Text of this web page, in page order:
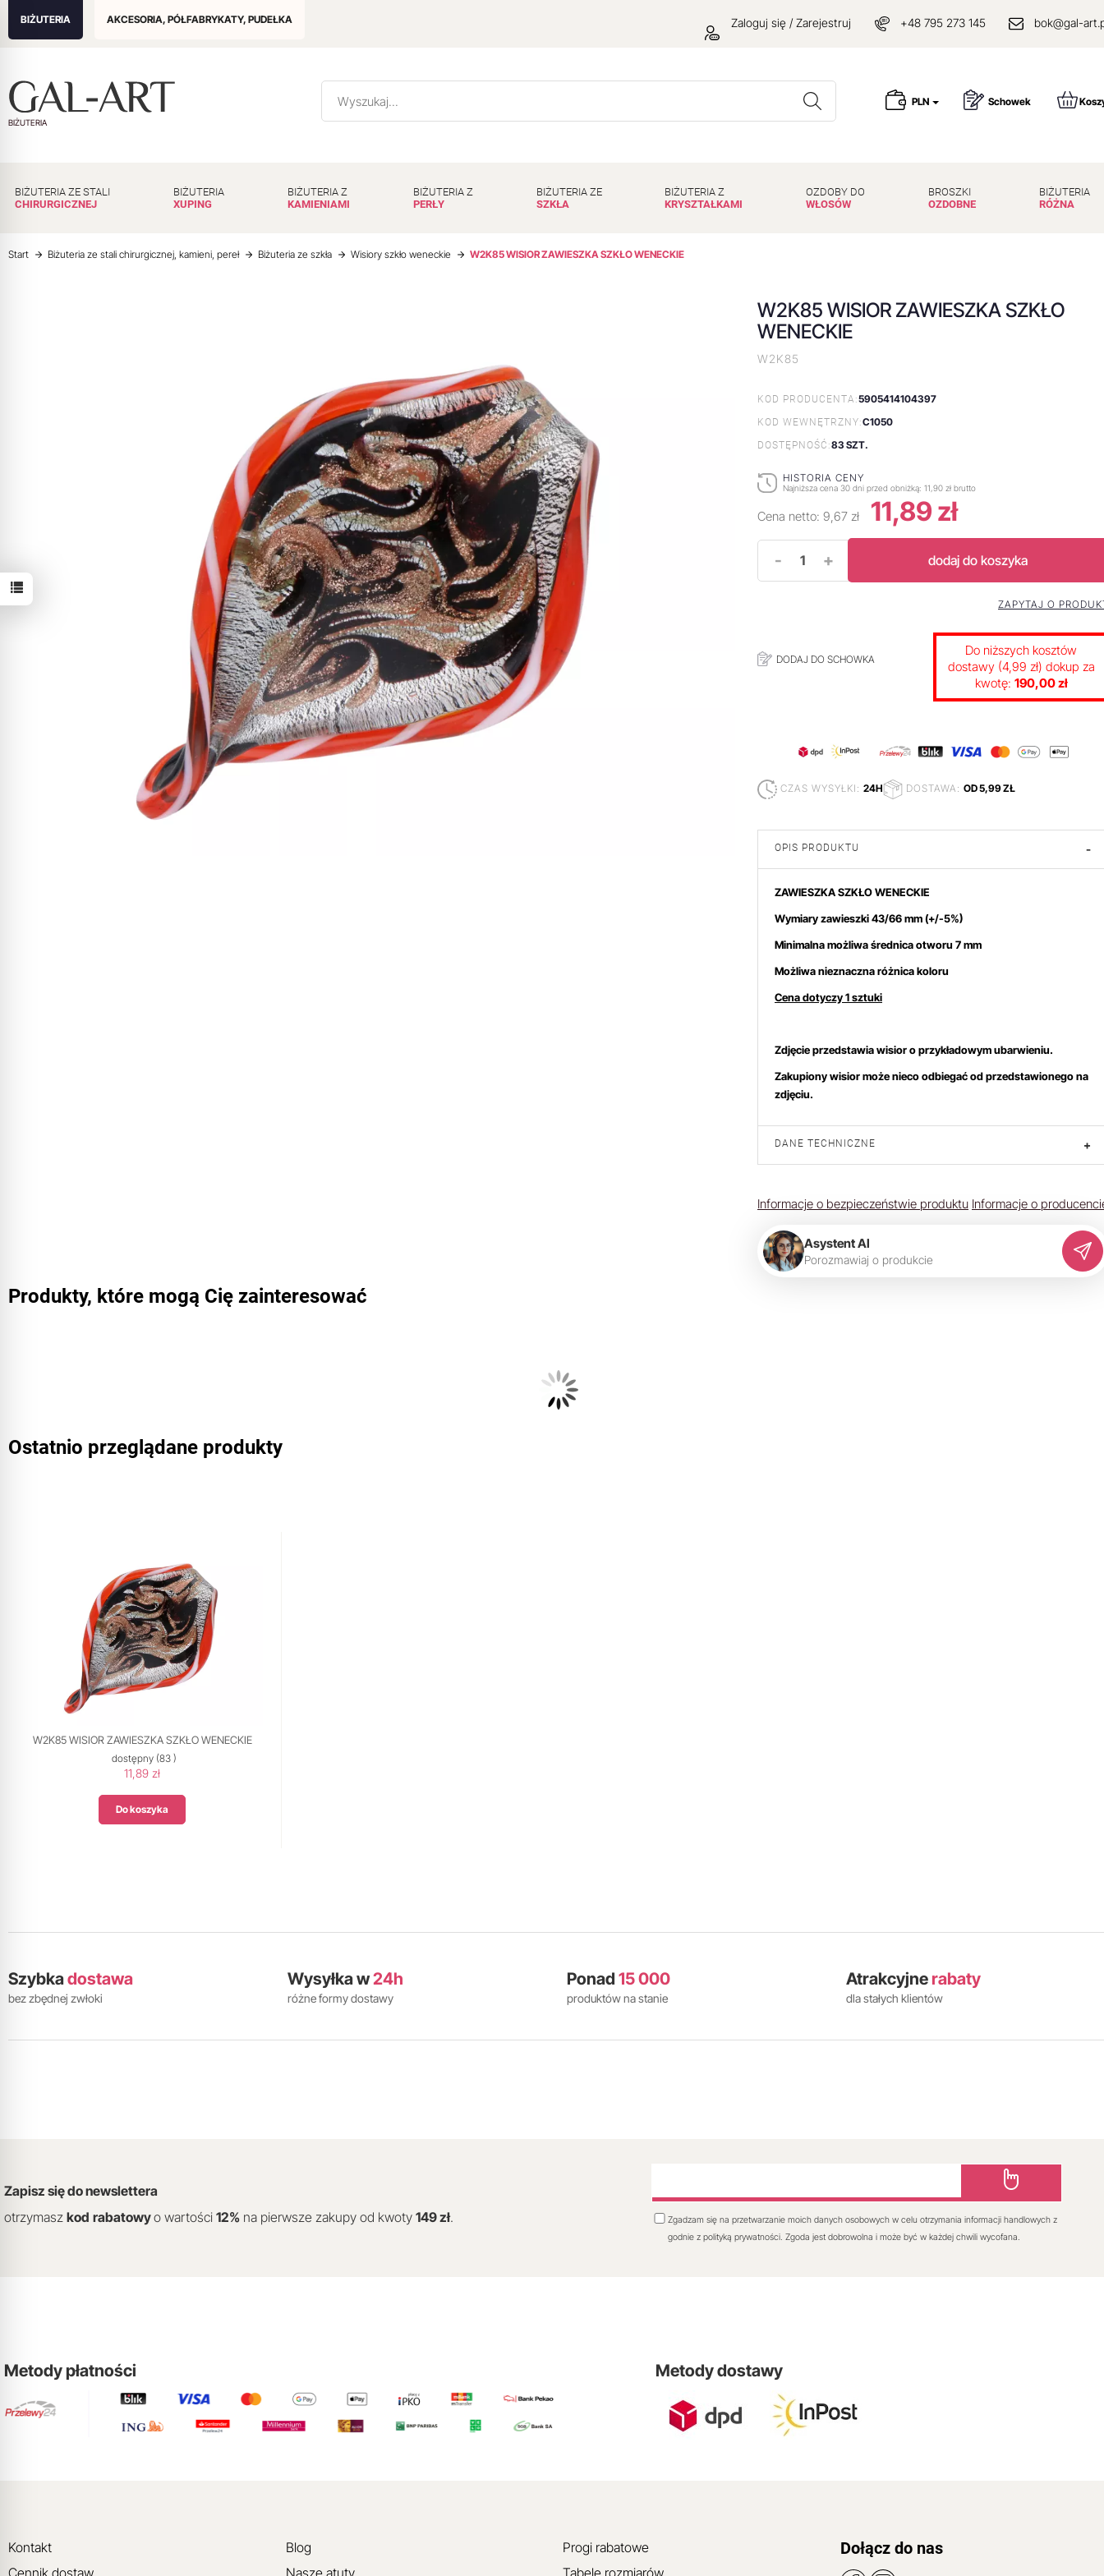
BIŻUTERIA AKCESORIA, PÓŁFABRYKATY, PUDEŁKA Zaloguj się / Zarejestruj +48 795 273 145 bok@gal-
BIŻUTERIA
Wyszukaj PLN Schowek
BIŻUTERIA ZE STALI
CHIRURGICZNEJ
BIŻUTERIA
XUPING
BIŻUTERIA Z
KAMIENIAMI
BIŻUTERIA Z
PERŁY
BIŻUTERIA ZE
SZKŁA
BIŻUTERIA Z
KRYSZTAŁKAMI
OZDOBY DO
WŁOSÓW
BROSZKI
OZDOBNE
BIŻUTERIA
RÓŻNA
Start Biżuteria ze stali chirurgicznej, kamieni, pereł Biżuteria ze szkła Wisiory szkło weneckie W2K85 WISIOR ZAWIESZKA SZKŁO WENECKIE
W2K85 WISIOR ZAWIESZKA SZKŁO
WENECKIE
W2K85
KOD PRODUCENTA:5905414104397
KOD WEWNĘTRZNY:C1050
DOSTĘPNOŚĆ:83 SZT.
HISTORIA CENY
Najniższa cena 30 dni przed obniżką: 11,90 zł brutto
Cena netto: 9,67 zł 11,89 zł
- + dodaj do koszyka
DODAJ DO SCHOWKA
ZAPYTAJ O
Do niższych kosztów
dostawy (4,99 zł) dokup za
kwotę: 190,00 zł
CZAS WYSYŁKI: 24H DOSTAWA: OD 5,99 ZŁ
OPIS PRODUKTU -
ZAWIESZKA SZKŁO WENECKIE
Wymiary zawieszki 43/66 mm(+/-5%)
Minimalna możliwa średnica otworu 7 mm
Możliwa nieznaczna różnica koloru
Cena dotyczy 1 sztuki
Zdjęcie przedstawia wisior o przykładowym ubarwieniu.
Zakupiony wisior może nieco odbiegać od przedstawionego na
zdjęciu.
DANE TECHNICZNE +
Informacje o bezpieczeństwie produktu Informacje o
Asystent AI
Porozmawiaj o produkcie
Produkty, które mogą Cię zainteresować
Ostatnio przeglądane produkty
W2K85 WISIOR ZAWIESZKA SZKŁO WENECKIE
dostępny (83 )
11,89 zł
Do koszyka
Szybkadostawa
bez zbędnej zwłoki
Wysyłka w24h
różne formy dostawy
Ponad 15 000
produktów na stanie
Atrakcyjne rabaty
dla stałych klientów
Zapisz się do newslettera
otrzymasz kod rabatowyo wartości 12% na pierwsze zakupy od kwoty 149 zł.
Zgadzam się na przetwarzanie moich danych osobowych w celu otrzymania informacji handlowych z
godnie z polityką prywatności. Zgoda jest dobrowolna i może być w każdej chwili wycofana.
Metody płatności Metody dostawy
Kontakt
Cennik dostaw
Blog
Nasze atuty
Progi rabatowe
Tabele rozmiarów
Dołącz do nas